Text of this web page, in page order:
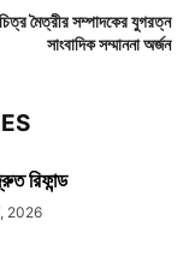
মৈত্রীর সম্পাদকের যুগরত্ন
সাংবাদিক সম্মাননা অর্জন
রিফান্ড
2026